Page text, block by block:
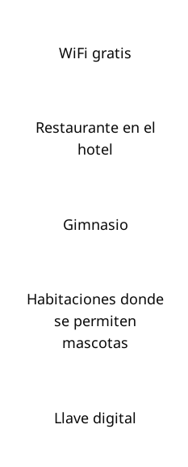
WiFi gratis
Restaurante en el
hotel
Gimnasio
Habitaciones donde
se permiten
mascotas
Llave digital